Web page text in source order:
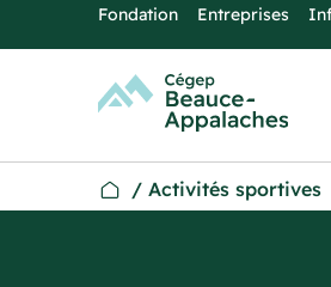
Fondation Entreprises
/ Activités sportives